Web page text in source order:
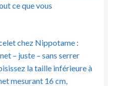
ce que vous
chez Nippotame :
– juste – sans serrer
la taille inférieure à
mesurant 16 cm,